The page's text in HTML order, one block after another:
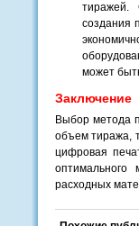
тиражей.
создания
может
Заключение
Выбор метода
объем тиража,
цифровая
оптимального
расходных